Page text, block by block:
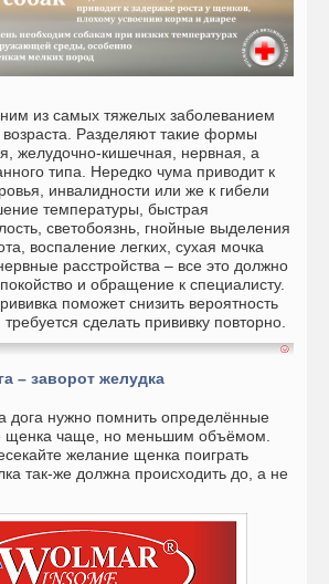
из самых тяжелых заболеванием
Разделяют такие формы
желудочно-кишечная, нервная, а
типа. Нередко чума приводит к
инвалидности или же к гибели
температуры, быстрая
светобоязнь, гнойные выделения
воспаление легких, сухая мочка
расстройства – все это должно
и обращение к специалисту.
поможет снизить вероятность
сделать прививку повторно.
– заворот желудка
нужно помнить определённые
щенка чаще, но меньшим объёмом.
желание щенка поиграть
так-же должна происходить до, а не